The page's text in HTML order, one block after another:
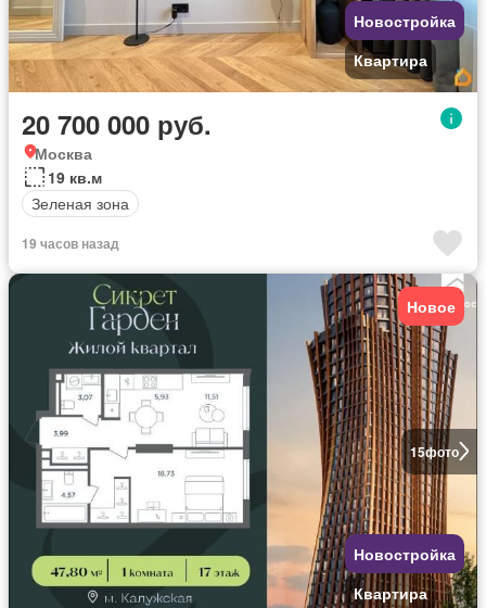
Новостройка
Квартира
20 700 000 руб.
Москва
19 кв.м
Зеленая зона
19 часов назад
15фото
Новое
Новостройка
Квартира